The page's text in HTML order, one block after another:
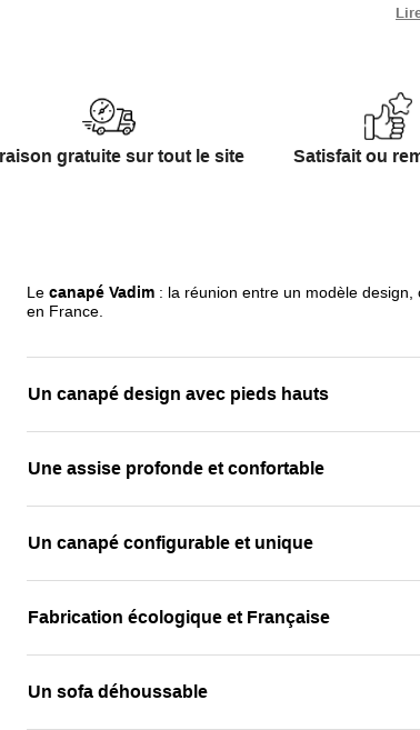
gratuite sur tout le site Satisfait ou
Le canapé Vadim : la réunion entre un modèle
en France.
Un canapé design avec pieds hauts
Une assise profonde et confortable
Un canapé configurable et unique
Fabrication écologique et Française
Un sofa déhoussable